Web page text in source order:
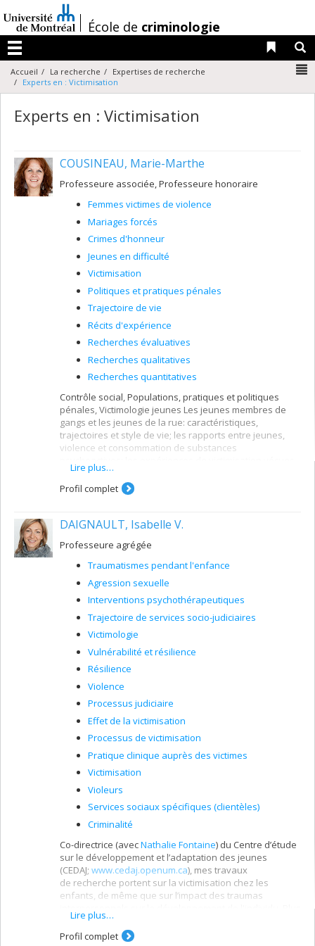
au
contenu
/École de criminologie
Menu
Liens
Accueil La recherche
Expertises de recherche
Experts en : Victimisation
Experts en : Victimisation
COUSINEAU, Marie-Marthe
Professeure associée, Professeure honoraire
Femmes victimes de violence
Mariages forcés
Crimes d'honneur
Jeunes en difficulté
Victimisation
Politiques et pratiques pénales
Trajectoire de vie
Récits d'expérience
Recherches évaluatives
Recherches qualitatives
Recherches quantitatives
Contrôle social, Populations, pratiques et politiques
pénales, Victimologie jeunes Les jeunes membres de
gangs et les jeunes de la rue: caractéristiques,
trajectoires et style de vie; les rapports entre jeunes,
violence et consommation de substances
par les jeunes membres de gangs et les jeunes de la
rue, les filles en particulier.
Lire plus…
Profil complet
DAIGNAULT, Isabelle V.
Professeure agrégée
Traumatismes pendant l'enfance
Agression sexuelle
Interventions psychothérapeutiques
Trajectoire de services socio-judiciaires
Victimologie
Vulnérabilité et résilience
Résilience
Violence
Processus judiciaire
Effet de la victimisation
Processus de victimisation
Pratique clinique auprès des victimes
Victimisation
Violeurs
Services sociaux spécifiques (clientèles)
Criminalité
Co-directrice (avecNathalie Fontaine) du Centre d’étude
sur le développement et l’adaptation des jeunes
(CEDAJ; www.cedaj.openum.ca), mes travaux
de recherche portent sur la victimisation chez les
enfants, de même que sur l’impact des traumas
précisément, j’ai acquis une expertise d’intervention et
de recherche sur la problématique de l’agression
Lire plus…
Profil complet